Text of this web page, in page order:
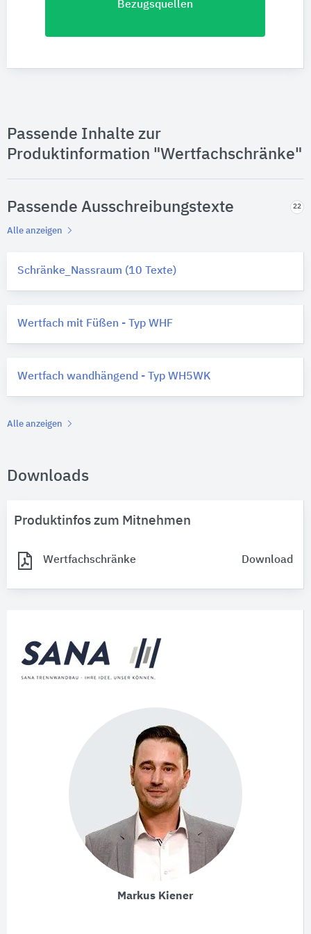
Markus Kiener
Bezugsquellen
Passende Inhalte zur
Produktinformation "Wertfachschränke"
Passende Ausschreibungstexte 22
Alle anzeigen
Schränke_Nassraum (10 Texte)
Wertfach mit Füßen - Typ WHF
Wertfach wandhängend - Typ WH5WK
Alle anzeigen
Downloads
Produktinfos zum Mitnehmen
Wertfachschränke Download